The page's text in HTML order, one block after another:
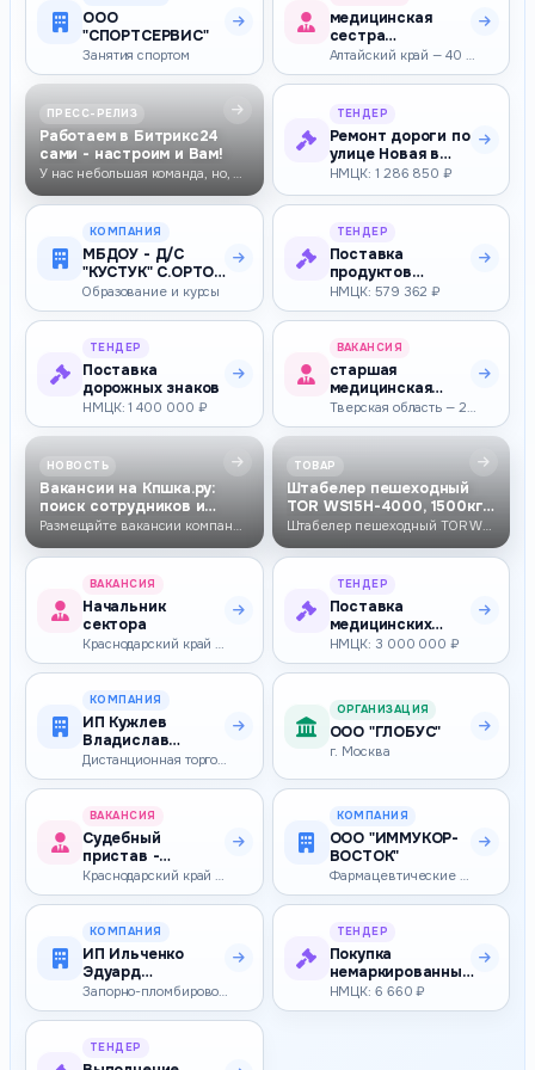
ООО
"СПОРТСЕРВИС"
Занятия спортом
медицинская
сестра
участковая
Алтайский край — 40 000–55 000 ₽
ПРЕСС-РЕЛИЗ
Работаем в Битрикс24
сами - настроим и Вам!
У нас небольшая команда, но, благодаря настроенным интеграциям и автом…
ТЕНДЕР
Ремонт дороги по
улице Новая в
деревне Новые
Высли Комс…
НМЦК: 1 286 850 ₽
КОМПАНИЯ
МБДОУ - Д/С
"КУСТУК" С.ОРТО-
СУРТ
Образование и курсы
ТЕНДЕР
Поставка
продуктов
питания (сок из
фруктов и (или)
овощ…
НМЦК: 579 362 ₽
ТЕНДЕР
Поставка
дорожных знаков
НМЦК: 1 400 000 ₽
ВАКАНСИЯ
старшая
медицинская
сестра
Тверская область — 27 093–27 093 ₽
НОВОСТЬ
Вакансии на Кпшка.ру:
поиск сотрудников и
работы
Размещайте вакансии компании и находите сотрудников на Кпшка.ру. Соиск…
ТОВАР
Штабелер пешеходный
TOR WS15H-4000, 1500кг,
4000мм, гел…
Штабелер пешеходный TOR WS15H-4000, 1500кг, 4000мм, гелевая АКБ + ЗУ
ВАКАНСИЯ
Начальник
сектора
Краснодарский край — 73 900–73 900 ₽
ТЕНДЕР
Поставка
медицинских
изделий
НМЦК: 3 000 000 ₽
КОМПАНИЯ
ИП Кужлев
Владислав
Алексеевич
Дистанционная торговля
ОРГАНИЗАЦИЯ
ООО "ГЛОБУС"
г. Москва
ВАКАНСИЯ
Судебный
пристав -
исполнитель
Краснодарский край — 50 000–80 000 ₽
КОМПАНИЯ
ООО "ИММУКОР-
ВОСТОК"
Фармацевтические и лекарственные препараты, лекарственное сырье
КОМПАНИЯ
ИП Ильченко
Эдуард
Николаевич
Запорно-пломбировочные изделия
ТЕНДЕР
Покупка
немаркированных
конвертов
НМЦК: 6 660 ₽
ТЕНДЕР